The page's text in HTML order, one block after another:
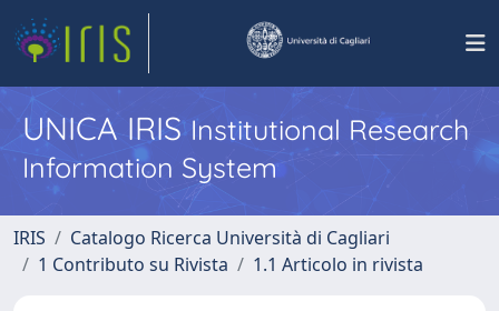
UNICA IRISInstitutional Research
Information System
IRIS
Catalogo Ricerca Università di Cagliari
1 Contributo su Rivista
1.1 Articolo in rivista